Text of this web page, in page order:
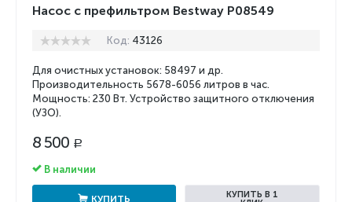
Насос с префильтром Bestway P08549
Код: 43126
Для очистных установок: 58497 и др.
Производительность 5678-6056 литров в час.
Мощность: 230 Вт. Устройство защитного отключения
(УЗО).
8 500 Р
В наличии
КУПИТЬ
КУПИТЬ В 1